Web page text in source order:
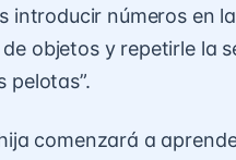
introducir números en
objetos y repetirle la
pelotas”.
comenzará a